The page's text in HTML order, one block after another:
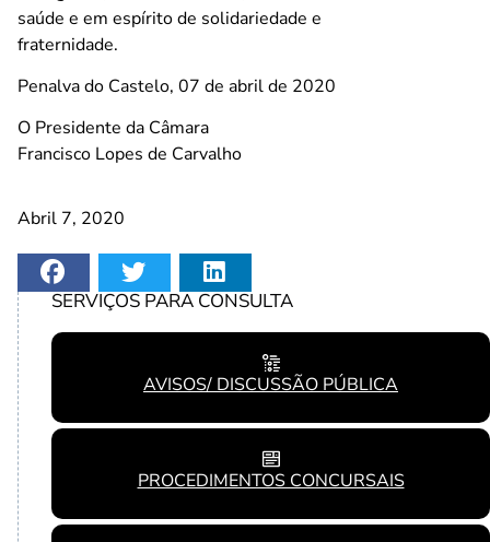
saúde e em espírito de solidariedade e
fraternidade.
Penalva do Castelo, 07 de abril de 2020
O Presidente da Câmara
Francisco Lopes de Carvalho
Abril 7, 2020
SERVIÇOS PARA CONSULTA
AVISOS/ DISCUSSÃO PÚBLICA
PROCEDIMENTOS CONCURSAIS